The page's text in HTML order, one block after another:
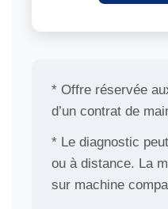
* Offre réservée
d’un contrat de
* Le diagnostic
ou à distance. La
sur machine